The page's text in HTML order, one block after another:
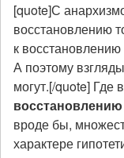
[quote]С
восстановлению
к
А поэтому
могут.[/quote] Где
восстановлению
вроде бы,
характере